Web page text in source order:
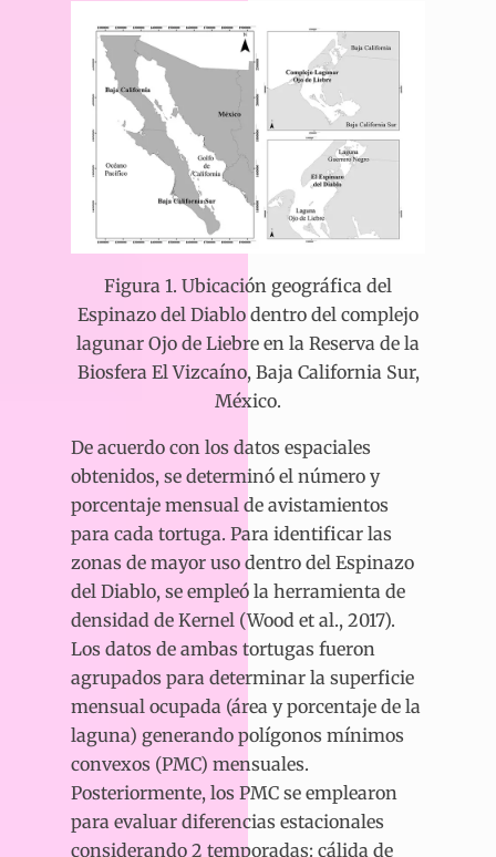
Figura 1. Ubicación geográfica del
Espinazo del Diablo dentro del complejo
lagunar Ojo de Liebre en la Reserva de la
Biosfera El Vizcaíno, Baja California Sur,
México.
De acuerdo con los datos espaciales
obtenidos, se determinó el número y
porcentaje mensual de avistamientos
para cada tortuga. Para identificar las
zonas de mayor uso dentro del Espinazo
del Diablo, se empleó la herramienta de
densidad de Kernel (Wood et al., 2017).
Los datos de ambas tortugas fueron
agrupados para determinar la superficie
mensual ocupada (área y porcentaje de la
laguna) generando polígonos mínimos
convexos (PMC) mensuales.
Posteriormente, los PMC se emplearon
para evaluar diferencias estacionales
considerando 2 temporadas: cálida de